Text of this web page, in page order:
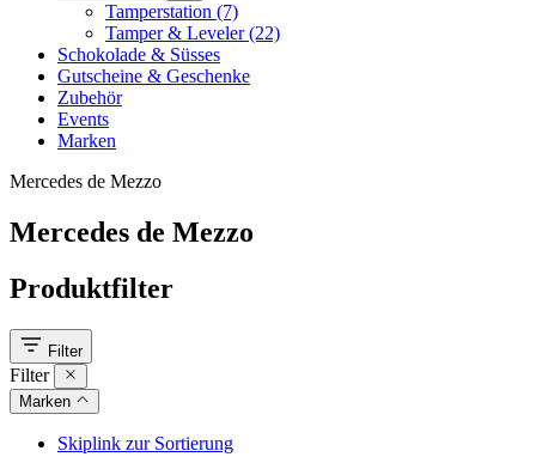
Tamperstation (7)
Tamper & Leveler(22)
Schokolade & Süsses
Gutscheine & Geschenke
Zubehör
Events
Marken
Mercedes de Mezzo
Mercedes de Mezzo
Produktfilter
Filter
Filter
Marken
Skiplink zur Sortierung